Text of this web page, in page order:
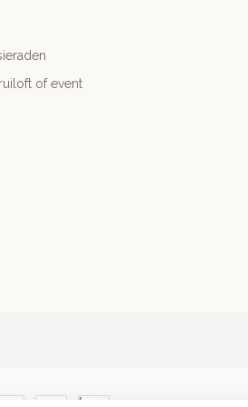
of event